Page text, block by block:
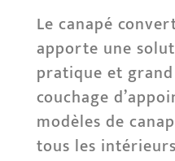
Le canapé
apporte une
pratique et
couchage
modèles de
tous les